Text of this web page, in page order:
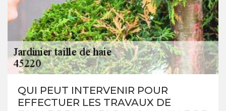
QUI PEUT INTERVENIR POUR
EFFECTUER LES TRAVAUX DE